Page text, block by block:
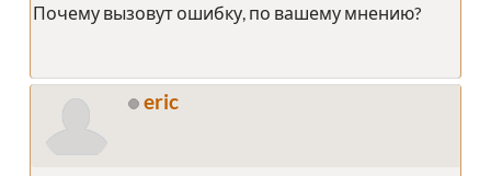
Почему вызовут ошибку, по вашему мнению?
eric